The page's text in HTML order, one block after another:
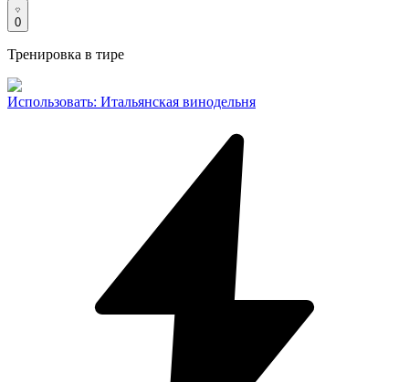
0
Тренировка в тире
Использовать: Итальянская винодельня